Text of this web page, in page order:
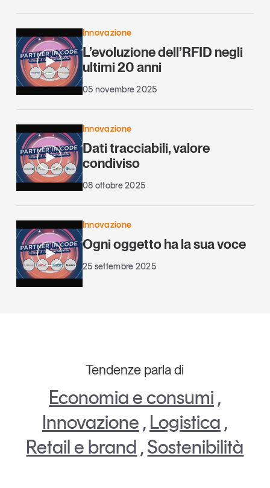
Innovazione
L’evoluzione dell’RFID negli
ultimi 20 anni
05 novembre 2025
Innovazione
Dati tracciabili, valore
condiviso
08 ottobre 2025
Innovazione
Ogni oggetto ha la sua voce
25 settembre 2025
Tendenze parla di
Economia e consumi ,
Innovazione , Logistica ,
Retail e brand ,Sostenibilità